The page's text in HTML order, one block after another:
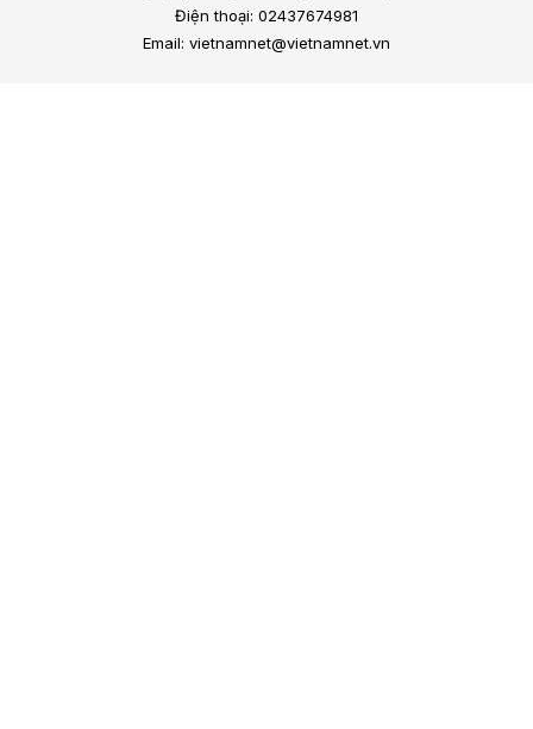
Điện thoại: 02437674981
Email: vietnamnet@vietnamnet.vn